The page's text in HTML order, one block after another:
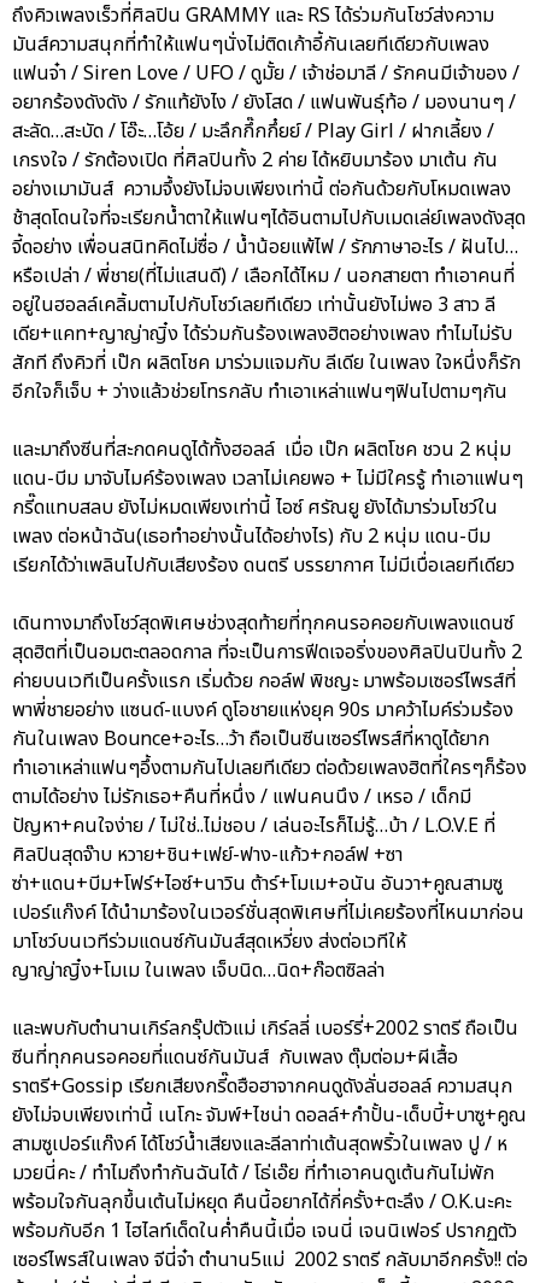
ถึงคิวเพลงเร็วที่ศิลปิน GRAMMY และ RS ได้ร่วมกันโชว์ส่งความ
มันส์ความสนุกที่ทำให้แฟนๆนั่งไม่ติดเก้าอี้กันเลยทีเดียวกับเพลง
แฟนจ๋า / Siren Love / UFO / ดูมั้ย / เจ้าช่อมาลี / รักคนมีเจ้าของ /
อยากร้องดังดัง / รักแท้ยังไง / ยังโสด / แฟนพันธุ์ท้อ / มองนานๆ /
สะลัด…สะบัด / โอ๊ะ…โอ้ย / มะลึกกึ๊กกึ๋ยย์ / Play Girl / ฝากเลี้ยง /
เกรงใจ / รักต้องเปิด ที่ศิลปินทั้ง 2 ค่าย ได้หยิบมาร้อง มาเต้น กัน
อย่างเมามันส์ ความจึ้งยังไม่จบเพียงเท่านี้ ต่อกันด้วยกับโหมดเพลง
ช้าสุดโดนใจที่จะเรียกน้ำตาให้แฟนๆได้อินตามไปกับเมดเล่ย์เพลงดังสุด
จี้ดอย่าง เพื่อนสนิทคิดไม่ซื่อ / น้ำน้อยแพ้ไฟ / รักภาษาอะไร / ฝันไป…
หรือเปล่า / พี่ชาย(ที่ไม่แสนดี) / เลือกได้ไหม / นอกสายตา ทำเอาคนที่
อยู่ในฮอลล์เคลิ้มตามไปกับโชว์เลยทีเดียว เท่านั้นยังไม่พอ 3 สาว ลี
เดีย+แคท+ญาญ่าญิ๋ง ได้ร่วมกันร้องเพลงฮิตอย่างเพลง ทำไมไม่รับ
สักที ถึงคิวที่ เป๊ก ผลิตโชค มาร่วมแจมกับ ลีเดีย ในเพลง ใจหนึ่งก็รัก
อีกใจก็เจ็บ + ว่างแล้วช่วยโทรกลับ ทำเอาเหล่าแฟนๆฟินไปตามๆกัน
และมาถึงซีนที่สะกดคนดูได้ทั้งฮอลล์ เมื่อ เป๊ก ผลิตโชค ชวน 2 หนุ่ม
แดน-บีม มาจับไมค์ร้องเพลง เวลาไม่เคยพอ + ไม่มีใครรู้ ทำเอาแฟนๆ
กรี๊ดแทบสลบ ยังไม่หมดเพียงเท่านี้ ไอซ์ ศรัณยู ยังได้มาร่วมโชว์ใน
เพลง ต่อหน้าฉัน(เธอทำอย่างนั้นได้อย่างไร) กับ 2 หนุ่ม แดน-บีม
เรียกได้ว่าเพลินไปกับเสียงร้อง ดนตรี บรรยากาศ ไม่มีเบื่อเลยทีเดียว
เดินทางมาถึงโชว์สุดพิเศษช่วงสุดท้ายที่ทุกคนรอคอยกับเพลงแดนซ์
สุดฮิตที่เป็นอมตะตลอดกาล ที่จะเป็นการฟีดเจอริ่งของศิลปินปินทั้ง 2
ค่ายบนเวทีเป็นครั้งแรก เริ่มด้วย กอล์ฟ พิชญะ มาพร้อมเซอร์ไพรส์ที่
พาพี่ชายอย่าง แซนด์-แบงค์ ดูโอชายแห่งยุค 90s มาคว้าไมค์ร่วมร้อง
กันในเพลง Bounce+อะไร…ว้า ถือเป็นซีนเซอร์ไพรส์ที่หาดูได้ยาก
ทำเอาเหล่าแฟนๆอึ้งตามกันไปเลยทีเดียว ต่อด้วยเพลงฮิตที่ใครๆก็ร้อง
ตามได้อย่าง ไม่รักเธอ+คืนที่หนึ่ง / แฟนคนนึง / เหรอ / เด็กมี
ปัญหา+คนใจง่าย / ไม่ใช่..ไม่ชอบ / เล่นอะไรก็ไม่รู้…บ้า / L.O.V.E ที่
ศิลปินสุดจ๊าบ หวาย+ชิน+เฟย์-ฟาง-แก้ว+กอล์ฟ +ซา
ซ่า+แดน+บีม+โฟร์+ไอซ์+นาวิน ต้าร์+โมเม+อนัน อันวา+คูณสามซู
เปอร์แก๊งค์ ได้นำมาร้องในเวอร์ชั่นสุดพิเศษที่ไม่เคยร้องที่ไหนมาก่อน
มาโชว์บนเวทีร่วมแดนซ์กันมันส์สุดเหวี่ยง ส่งต่อเวทีให้
ญาญ่าญิ๋ง+โมเม ในเพลง เจ็บนิด…นิด+ก๊อตซิลล่า
และพบกับตำนานเกิร์ลกรุ๊ปตัวแม่ เกิร์ลลี่ เบอร์รี่+2002 ราตรี ถือเป็น
ซีนที่ทุกคนรอคอยที่แดนซ์กันมันส์ กับเพลง ตุ๊มต่อม+ผีเสื้อ
ราตรี+Gossip เรียกเสียงกรี๊ดฮือฮาจากคนดูดังลั่นฮอลล์ ความสนุก
ยังไม่จบเพียงเท่านี้ เนโกะ จัมพ์+ไชน่า ดอลล์+กำปั้น-เด็บบี้+บาซู+คูณ
สามซูเปอร์แก๊งค์ ได้โชว์น้ำเสียงและลีลาท่าเต้นสุดพริ้วในเพลง ปู / ห
มวยนี่คะ / ทำไมถึงทำกันฉันได้ / โธ่เอ๊ย ที่ทำเอาคนดูเต้นกันไม่พัก
พร้อมใจกันลุกขึ้นเต้นไม่หยุด คืนนี้อยากได้กี่ครั้ง+ตะลึง / O.K.นะคะ
พร้อมกับอีก 1 ไฮไลท์เด็ดในค่ำคืนนี้เมื่อ เจนนี่ เจนนิเฟอร์ ปรากฏตัว
เซอร์ไพรส์ในเพลง จีนี่จ๋า ตำนาน5แม่ 2002 ราตรี กลับมาอีกครั้ง!! ต่อ